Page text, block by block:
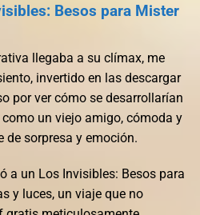
Besos para Mister
llegaba a su clímax, me
invertido en las descargar
por ver cómo se desarrollarían
un viejo amigo, cómoda y
de sorpresa y emoción.
a un Los Invisibles: Besos para
y luces, un viaje que no